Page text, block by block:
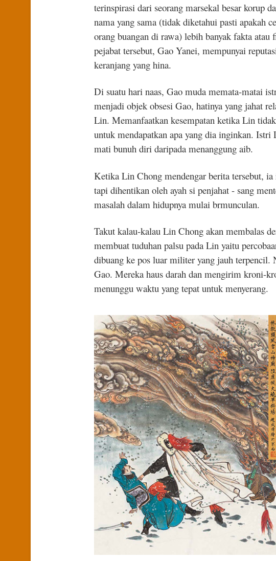
terinspirasi dari seorang marsekal besar korup
nama yang sama (tidak diketahui pasti apakah
orang buangan di rawa) lebih banyak fakta
pejabat tersebut, Gao Yanei, mempunyai
keranjang yang hina.
Di suatu hari naas, Gao muda memata-matai
menjadi objek obsesi Gao, hatinya yang jahat
Lin. Memanfaatkan kesempatan ketika Lin
untuk mendapatkan apa yang dia inginkan.
mati bunuh diri daripada menanggung aib.
Ketika Lin Chong mendengar berita tersebut,
tapi dihentikan oleh ayah si penjahat - sang
masalah dalam hidupnya mulai brmunculan.
Takut kalau-kalau Lin Chong akan membalas
membuat tuduhan palsu pada Lin yaitu
dibuang ke pos luar militer yang jauh
Gao. Mereka haus darah dan mengirim kroni-
menunggu waktu yang tepat untuk menyerang.